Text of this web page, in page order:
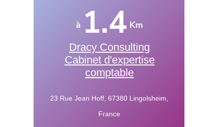
à 1.4 Km
Dracy Consulting
Cabinet d'expertise
comptable
23 Rue Jean Hoff, 67380 Lingolsheim,
France